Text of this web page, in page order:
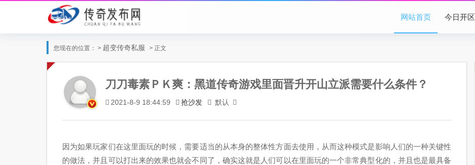
网站首页 今日开区
您现在的位置： > 超变传奇私服 > 正文
刀刀毒素ＰＫ爽：黑道传奇游戏里面晋升开山立派需要什么条件？
2021-8-9 18:44:59 抢沙发 默认
因为如果玩家们在这里面玩的时候，需要适当的从本身的整体性方面去使用，从而这种模式是影响人们的一种关键性
的做法，并且可以打出来的效果也就会不同了，确实这就是人们可以在里面玩的一个非常典型化的，并且也是最具备